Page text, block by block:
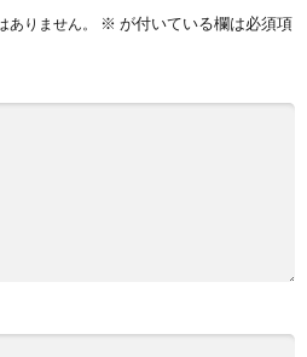
りません。 ※ が付いている欄は必須項